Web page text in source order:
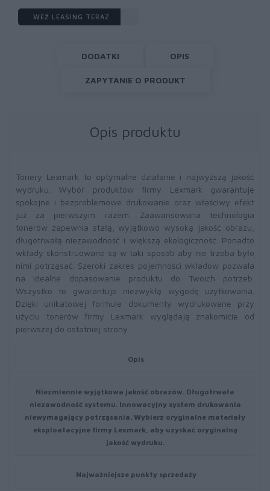
WEŹ LEASING TERAZ
DODATKI OPIS
ZAPYTANIE O PRODUKT
Opis produktu
Tonery Lexmark to optymalne działanie i najwyższą jakość
wydruku. Wybór produktów firmy Lexmark gwarantuje
spokojne i bezproblemowe drukowanie oraz właściwy efekt
już za pierwszym razem. Zaawansowana technologia
tonerów zapewnia stałą, wyjątkowo wysoką jakość obrazu,
długotrwałą niezawodność i większą ekologiczność. Ponadto
wkłady skonstruowane są w taki sposób aby nie trzeba było
nimi potrząsać. Szeroki zakres pojemności wkładów pozwala
na idealne dopasowanie produktu do Twoich potrzeb.
Wszystko to gwarantuje niezwykłą wygodę użytkowania.
Dzięki unikatowej formule dokumenty wydrukowane przy
użyciu tonerów firmy Lexmark wyglądają znakomicie od
pierwszej do ostatniej strony.
Opis
Niezmiennie wyjątkowa jakość obrazów. Długotrwała
niezawodność systemu. Innowacyjny system drukowania
niewymagający potrząsania. Wybierz oryginalne materiały
eksploatacyjne firmy Lexmark, aby uzyskać oryginalną
jakość wydruku.
Najważniejsze punkty sprzedaży